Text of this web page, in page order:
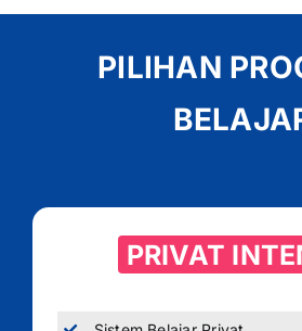
PILIHAN
PRIVAT